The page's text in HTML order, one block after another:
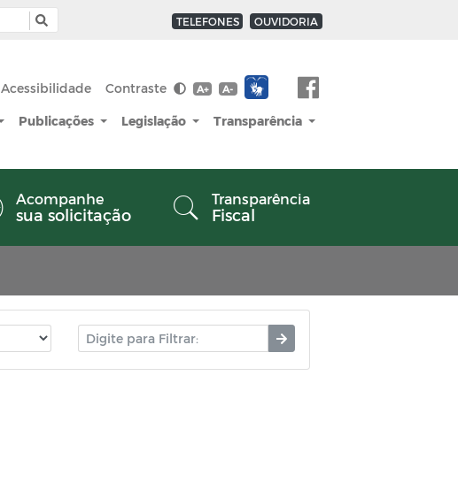
TELEFONES OUVIDORIA
Acessibilidade Contraste A+ A-
Publicações Legislação Transparência
Acompanhe
sua solicitação
Transparência
Fiscal